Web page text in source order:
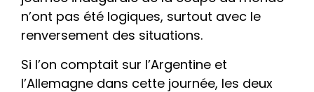
n’ont pas été logiques, surtout avec le
renversement des situations.
Si l’on comptait sur l’Argentine et
l’Allemagne dans cette journée, les deux